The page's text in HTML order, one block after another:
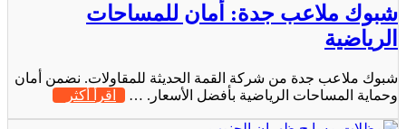
شبوك ملاعب جدة: أمان للمساحات
الرياضية
شبوك ملاعب جدة من شركة القمة الحديثة للمقاولات. نضمن أمان
وحماية المساحات الرياضية بأفضل الأسعار. …
اقرأ أكثر